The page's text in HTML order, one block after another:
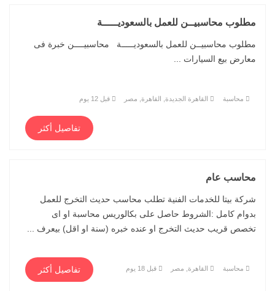
مطلوب محاسبيــن للعمل بالسعوديـــــة
مطلوب محاسبيــن للعمل بالسعوديـــــة محاسبيــــن خبرة فى
معارض بيع السيارات ...
محاسبة القاهرة الجديدة, القاهرة, مصر قبل 12 يوم
تفاصيل أكثر
محاسب عام
شركة بيتا للخدمات الفنية تطلب محاسب حديث التخرج للعمل
بدوام كامل :الشروط حاصل على بكالوريس محاسبة او اى
تخصص قريب حديث التخرج او عنده خبره (سنة او اقل) بيعرف ...
محاسبة القاهرة, مصر قبل 18 يوم تفاصيل أكثر